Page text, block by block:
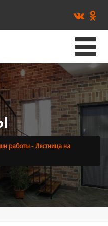
работы - Лестница на